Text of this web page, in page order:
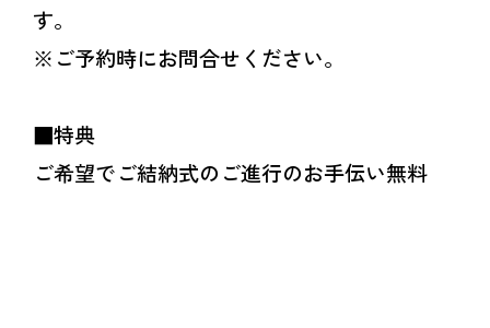
す。
※ご予約時にお問合せください。
■特典
ご希望でご結納式のご進行のお手伝い無料